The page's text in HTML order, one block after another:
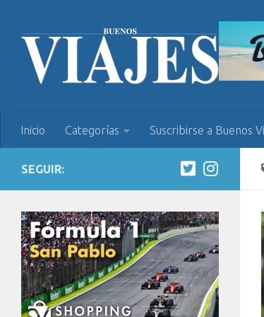
Inicio Categorías Suscribirse a Buenos
SEGUIR: